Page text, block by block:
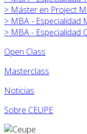
> Máster en Project
> MBA - Especialidad
> MBA - Especialidad
Open Class
Masterclass
Noticias
Sobre CEUPE